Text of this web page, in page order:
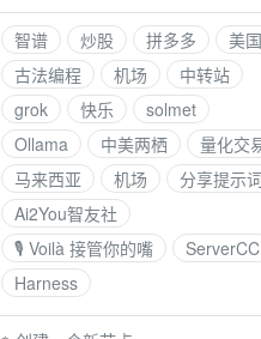
智谱 炒股 拼多多
美国
古法编程
机场
中转站
grok
快乐
solmet
Ollama
中美两栖
量化交
马来西亚
机场
分享提示词
Ai2You智友社
🎙 Voilà 接管你的嘴
ServerCC
Harness